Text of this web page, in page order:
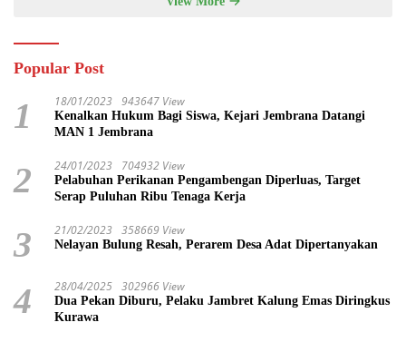
Popular Post
1 18/01/2023 943647 View
Kenalkan Hukum Bagi Siswa, Kejari Jembrana Datangi
MAN 1 Jembrana
2 24/01/2023 704932 View
Pelabuhan Perikanan Pengambengan Diperluas, Target
Serap Puluhan Ribu Tenaga Kerja
3 21/02/2023 358669 View
Nelayan Bulung Resah, Perarem Desa Adat Dipertanyakan
4 28/04/2025 302966 View
Dua Pekan Diburu, Pelaku Jambret Kalung Emas Diringkus
Kurawa